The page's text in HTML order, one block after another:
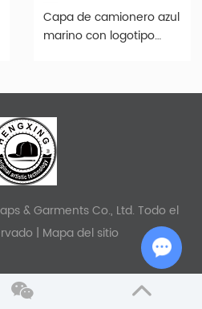
Capa de camionero azul
marino con logotipo
& Garments Co., Ltd. Todo el
| Mapa del sitio